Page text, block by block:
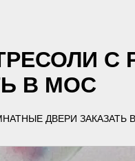
С
В МОС
ДВЕРИ ЗАКАЗАТЬ